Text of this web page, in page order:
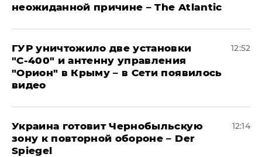
неожиданной причине – The Atlantic
ГУР уничтожило две установки
"С‑400" и антенну управления
"Орион" в Крыму – в Сети появилось
видео
12:52
Украина готовит Чернобыльскую
зону к повторной обороне – Der
Spiegel
12:14